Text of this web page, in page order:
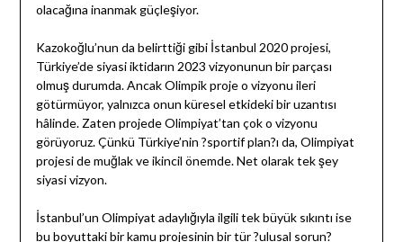
olacağına inanmak güçleşiyor.
Kazokoğlu’nun da belirttiği gibi İstanbul 2020 projesi,
Türkiye’de siyasi iktidarın 2023 vizyonunun bir parçası
olmuş durumda. Ancak Olimpik proje o vizyonu ileri
götürmüyor, yalnızca onun küresel etkideki bir uzantısı
hâlinde. Zaten projede Olimpiyat’tan çok o vizyonu
görüyoruz. Çünkü Türkiye’nin ?sportif plan?ı da, Olimpiyat
projesi de muğlak ve ikincil önemde. Net olarak tek şey
siyasi vizyon.
İstanbul’un Olimpiyat adaylığıyla ilgili tek büyük sıkıntı ise
bu boyuttaki bir kamu projesinin bir tür ?ulusal sorun?